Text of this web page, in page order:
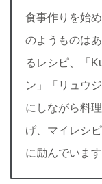
食事作りを始
のようものは
るレシピ、「
ン」「リュウ
にしながら料
げ、マイレシ
に励んでいます